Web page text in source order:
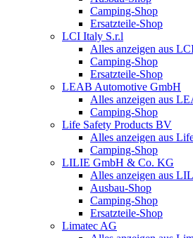
Camping-Shop
Ersatzteile-Shop
LCI Italy S.r.l
Alles anzeigen aus
Camping-Shop
Ersatzteile-Shop
LEAB Automotive GmbH
Alles anzeigen aus
Camping-Shop
Life Safety Products BV
Alles anzeigen aus
Camping-Shop
LILIE GmbH & Co. KG
Alles anzeigen aus
Ausbau-Shop
Camping-Shop
Ersatzteile-Shop
Limatec AG